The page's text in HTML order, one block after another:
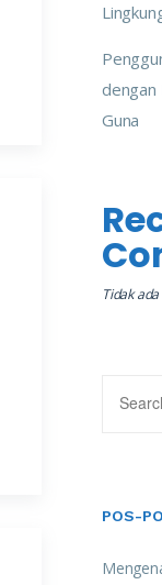
dengan
Guna
Tidak
POS-